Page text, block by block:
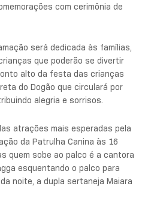
com cerimônia de
será dedicada às famílias,
que poderão se divertir
alto da festa das crianças
do Dogão que circulará por
alegria e sorrisos.
atrações mais esperadas pela
da Patrulha Canina às 16
quem sobe ao palco é a cantora
esquentando o palco para
noite, a dupla sertaneja Maiara